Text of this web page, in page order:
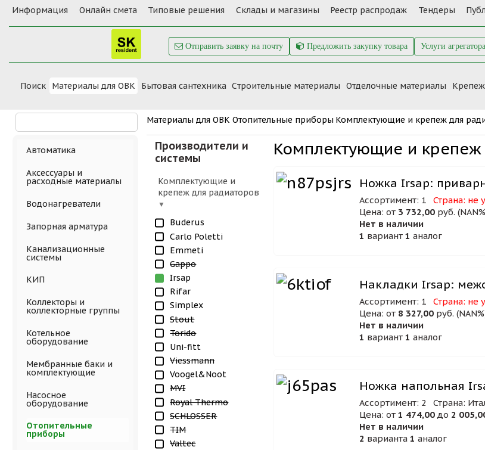
Информация Онлайн смета Типовые решения Склады и магазины Реестр распродаж Тендеры
Отправить заявку на почту Предложить закупку товара Услуги агрегатора
Поиск Материалы для ОВК Бытовая сантехника Cтроительные материалы Отделочные материалы Крепеж
Материалы для ОВК Отопительные приборы Комплектующие и крепеж для
Производители и
системы
Комплектующие и
крепеж для радиаторов
Buderus
Carlo Poletti
Emmeti
Gappo
Irsap
Rifar
Simplex
Stout
Torido
Uni-fitt
Viessmann
Voogel&Noot
MVI
Royal Thermo
SCHLOSSER
TIM
Valtec
Комплектующие и
Ножка Irsap:
Ассортимент: 1
Страна: не
Цена: от 3 732,00 руб.
Нет в наличии
1 вариант1 аналог
Накладки Irsap:
Ассортимент: 1
Страна: не
Цена: от 8 327,00 руб.
Нет в наличии
1 вариант1 аналог
Ножка напольная
Ассортимент: 2
Страна:
Цена: от1 474,00 до 2
Нет в наличии
2 варианта1 аналог
Автоматика
Аксессуары и
расходные материалы
Водонагреватели
Запорная арматура
Канализационные
системы
КИП
Коллекторы и
коллекторные группы
Котельное
оборудование
Мембранные баки и
комплектующие
Насосное
оборудование
Отопительные
приборы